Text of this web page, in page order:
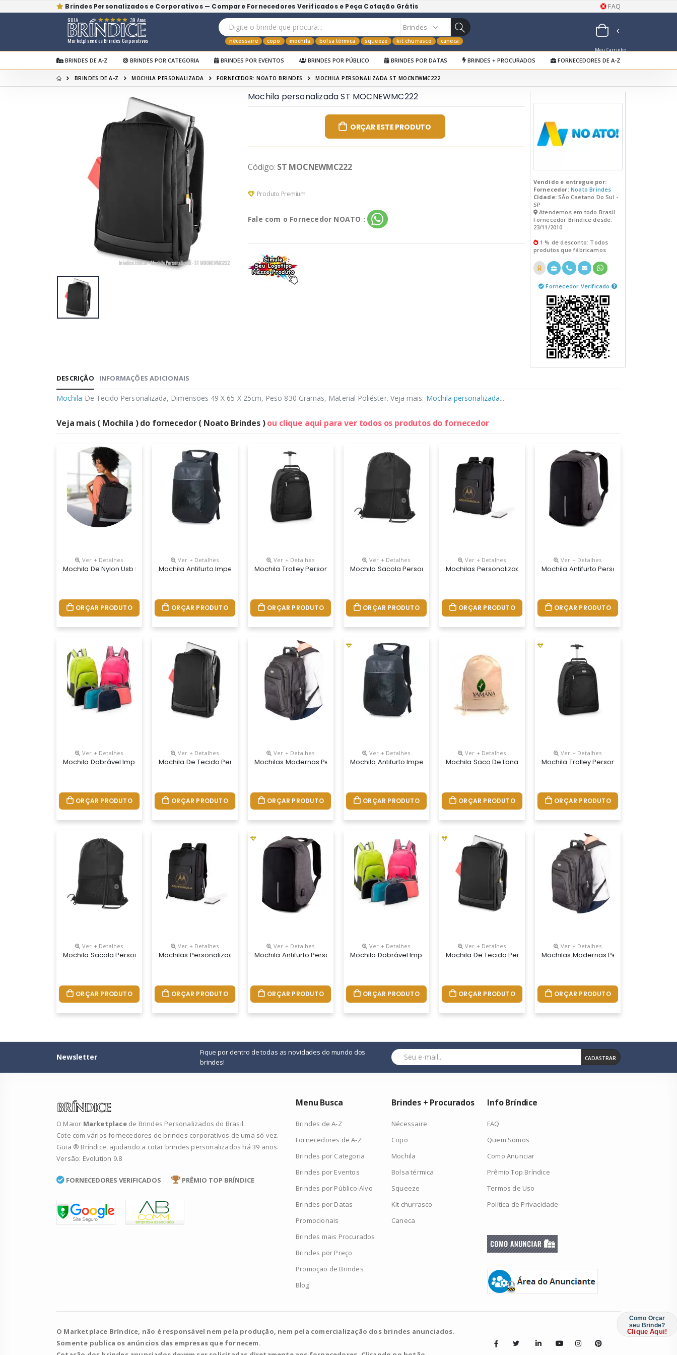
Brindes Personalizados e Corporativos — Compare Fornecedores Verificados e Peça Cotação Grátis FAQ
Marketplace dos Brindes Corporativos
GUIA 39 Anos
nécessaire copo mochila bolsa térmica squeeze kit churrasco caneca
Meu Carrinho
de Orçamentos
BRINDES DE A-Z BRINDES POR CATEGORIA BRINDES POR EVENTOS BRINDES POR PÚBLICO BRINDES POR DATAS BRINDES + PROCURADOS FORNECEDORES DE A-Z
BRINDES DE A-Z MOCHILA PERSONALIZADA FORNECEDOR: NOATO BRINDES MOCHILA PERSONALIZADA ST MOCNEWMC222
Mochila personalizada ST MOCNEWMC222
ORÇAR ESTE PRODUTO
Código: ST MOCNEWMC222
Produto Premium
Fale com o Fornecedor NOATO :
Vendido e entregue por:
Fornecedor: Noato Brindes
Cidade:SÃo Caetano Do Sul -
SP
Atendemos em todo Brasil
Fornecedor Bríndice desde:
23/11/2010
1 % de desconto: Todos
produtos que fábricamos
Fornecedor Verificado
DESCRIÇÃO INFORMAÇÕES ADICIONAIS
Mochila De Tecido Personalizada, Dimensões 49 X 65 X 25cm, Peso 830 Gramas, Material Poliéster. Veja mais: Mochila personalizada...
Veja mais ( Mochila ) do fornecedor ( Noato Brindes )ou clique aqui para ver todos os produtos do fornecedor
Ver + Detalhes
Mochila De Nylon Usb Personalizada
ORÇAR PRODUTO
Ver + Detalhes
Mochila Antifurto Impermeável Personalizada, Com Cadeado De Segredo, A Mochila Antifurto Impermeável Personalizada É O Presente Corporativo Ideal
ORÇAR PRODUTO
Ver + Detalhes
Mochila Trolley Personalizada, Medidas 350 X 540 X 245 Mm, Material Nylon 1680
ORÇAR PRODUTO
Ver + Detalhes
Mochila Sacola Personalizada, Material Poliéster
ORÇAR PRODUTO
Ver + Detalhes
Mochilas Personalizadas Com Logo, Material Nylon, Medidas 43 X 35 X
ORÇAR PRODUTO
Ver + Detalhes
Mochila Antifurto Personalizada Para
ORÇAR PRODUTO
Ver + Detalhes
Mochila Dobrável Impermeável Personalizada, Medidas 44 X 31,5 X 18 Cm, Capacidade 25 Litros
ORÇAR PRODUTO
Ver + Detalhes
Mochila De Tecido Personalizada, Dimensões 49 X 65 X 25cm, Peso 830 Gramas, Material Poliéster
ORÇAR PRODUTO
Ver + Detalhes
Mochilas Modernas Personalizadas, Medidas 49 X 39 X 19 Cm, Material Nylon,
ORÇAR PRODUTO
Ver + Detalhes
Mochila Antifurto Impermeável Personalizada, Com Cadeado De Segredo, A Mochila Antifurto
ORÇAR PRODUTO
Ver + Detalhes
Mochila Saco De Lona Personalizada, Medidas 32cm X 40cm,
ORÇAR PRODUTO
Ver + Detalhes
Mochila Trolley Personalizada, Medidas
ORÇAR PRODUTO
Ver + Detalhes
Mochila Sacola Personalizada, Material Poliéster
ORÇAR PRODUTO
Ver + Detalhes
Mochilas Personalizadas Com Logo, Material Nylon, Medidas 43 X 35 X 21 Cm
ORÇAR PRODUTO
Ver + Detalhes
Mochila Antifurto Personalizada Para Brindes, Medidas 44 X 30 X 11cm, Cores Cinza E Preto, Power Bank Não Incluso, Material
ORÇAR PRODUTO
Ver + Detalhes
Mochila Dobrável Impermeável Personalizada, Medidas 44 X 31,5 X 18 Cm,capacidade 25 Litros
ORÇAR PRODUTO
Ver + Detalhes
Mochila De Tecido Personalizada, Dimensões 49 X 65 X 25cm, Peso
ORÇAR PRODUTO
Ver + Detalhes
Mochilas Modernas Personalizadas,
ORÇAR PRODUTO
Newsletter
Fique por dentro de todas as novidades do mundo dos
brindes!
CADASTRAR
O Maior Marketplace de Brindes Personalizados do Brasil.
Cote com vários fornecedores de brindes corporativos de uma só vez.
Guia ® Bríndice, ajudando a cotar brindes personalizados há 39 anos.
Versão: Evolution 9.8
FORNECEDORES VERIFICADOS PRÊMIO TOP BRÍNDICE
Menu Busca
Brindes de A-Z
Fornecedores de A-Z
Brindes por Categoria
Brindes por Eventos
Brindes por Público-Alvo
Brindes por Datas
Promocionais
Brindes mais Procurados
Brindes por Preço
Promoção de Brindes
Blog
Brindes + Procurados
Nécessaire
Copo
Mochila
Bolsa térmica
Squeeze
Kit churrasco
Caneca
Info Bríndice
FAQ
Quem Somos
Como Anunciar
Prêmio Top Bríndice
Termos de Uso
Política de Privacidade
O Marketplace Bríndice, não é responsável nem pela produção, nem pela comercialização dos brindes anunciados.
Somente publica os anúncios das empresas que fornecem.
Como Orçar
seu Brinde?
Clique Aqui!